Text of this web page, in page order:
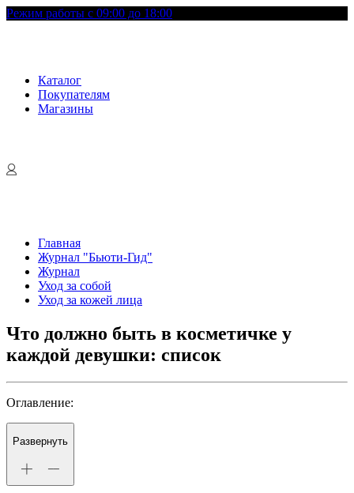
Режим работы с 09:00 до 18:00
Каталог
Покупателям
Магазины
Главная
Журнал "Бьюти-Гид"
Журнал
Уход за собой
Уход за кожей лица
Что должно быть в косметичке у
каждой девушки: список
Оглавление:
Развернуть